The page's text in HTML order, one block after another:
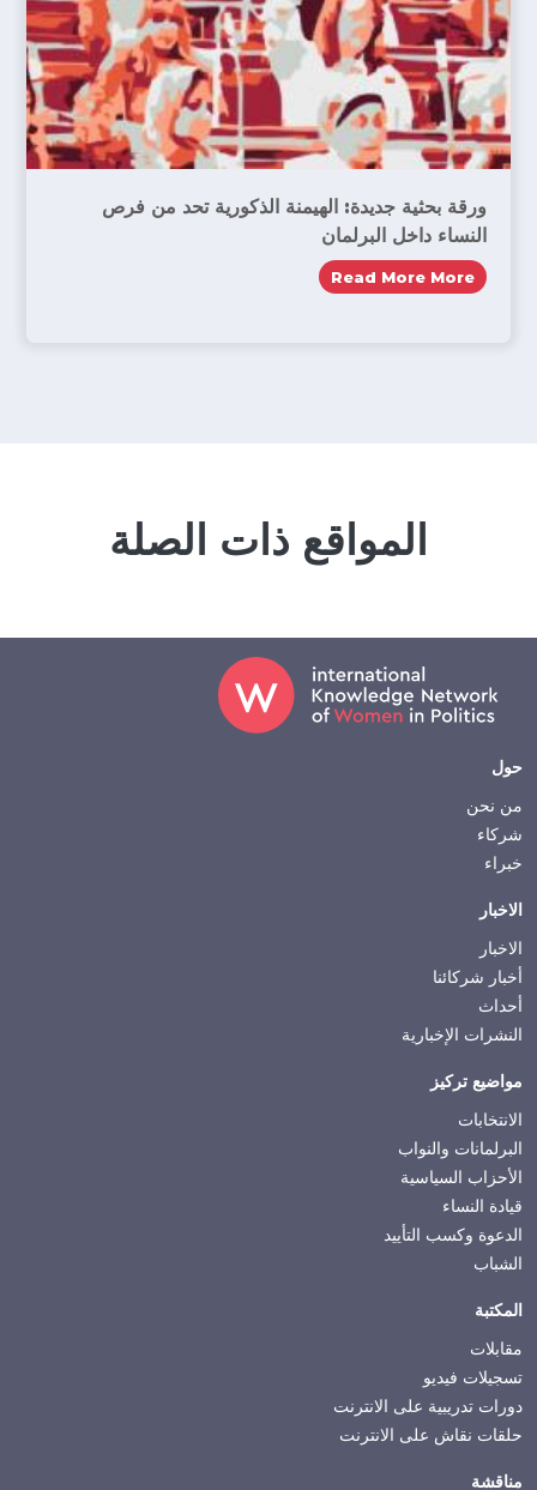
ورقة بحثية جديدة: الهيمنة الذكورية تحد من فرص
النساء داخل البرلمان
Read More
المواقع ذات الصلة
Footer
حول
من نحن
شركاء
خبراء
الاخبار
الاخبار
أخبار شركائنا
أحداث
النشرات الإخبارية
مواضيع تركيز
الانتخابات
البرلمانات والنواب
الأحزاب السياسية
قيادة النساء
الدعوة وكسب التأييد
الشباب
المكتبة
مقابلات
تسجيلات فيديو
دورات تدريبية على الانترنت
حلقات نقاش على الانترنت
مناقشة